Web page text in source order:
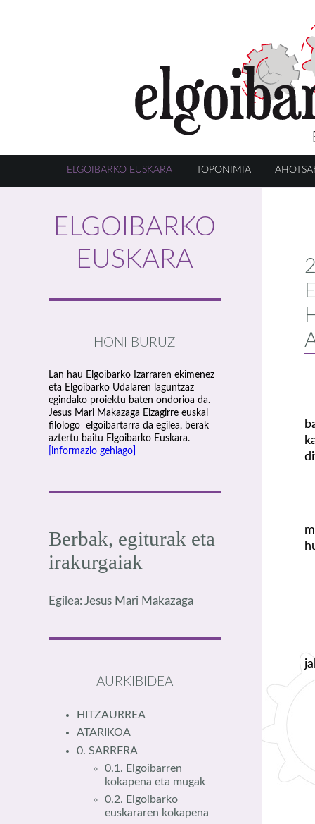
ELGOIBARKO EUSKARA TOPONIMIA
ELGOIBARKO
EUSKARA
HONI BURUZ
Lan hau Elgoibarko Izarraren ekimenez
eta Elgoibarko Udalaren laguntzaz
egindako proiektu baten ondorioa da.
Jesus Mari Makazaga Eizagirre euskal
filologo elgoibartarra da egilea, berak
aztertu baitu Elgoibarko Euskara.
[informazio gehiago]
Berbak, egiturak eta
irakurgaiak
Egilea: Jesus Mari Makazaga
AURKIBIDEA
HITZAURREA
ATARIKOA
0. SARRERA
0.1. Elgoibarren
kokapena eta mugak
0.2. Elgoibarko
euskararen kokapena